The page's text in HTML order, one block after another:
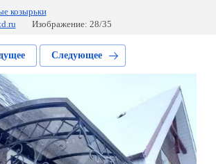
козырьки
Изображение: 28/35
Следующее